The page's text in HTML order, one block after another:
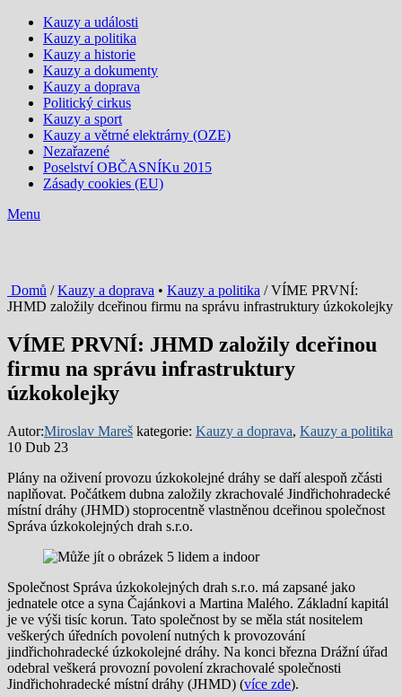
Kauzy a události
Kauzy a politika
Kauzy a historie
Kauzy a dokumenty
Kauzy a doprava
Politický cirkus
Kauzy a sport
Kauzy a větrné elektrárny (OZE)
Nezařazené
Poselství OBČASNÍKu 2015
Zásady cookies (EU)
Menu
Domů /Kauzy a doprava • Kauzy a politika / VÍME PRVNÍ:
JHMD založily dceřinou firmu na správu infrastruktury úzkokolejky
VÍME PRVNÍ: JHMD založily dceřinou
firmu na správu infrastruktury
úzkokolejky
Autor:Miroslav Mareš kategorie: Kauzy a doprava, Kauzy a politika
10 Dub 23
Plány na oživení provozu úzkokolejné dráhy se daří alespoň zčásti
naplňovat. Počátkem dubna založily zkrachovalé Jindřichohradecké
místní dráhy (JHMD) stoprocentně vlastněnou dceřinou společnost
Správa úzkokolejných drah s.r.o.
Společnost Správa úzkokolejných drah s.r.o. má zapsané jako
jednatele otce a syna Čajánkovi a Martina Malého. Základní kapitál
je ve výši tisíc korun. Tato společnost by se měla stát nositelem
veškerých úředních povolení nutných k provozování
jindřichohradecké úzkokolejné dráhy. Na konci března Drážní úřad
odebral veškerá provozní povolení zkrachovalé společnosti
Jindřichohradecké místní dráhy (JHMD) (více zde).